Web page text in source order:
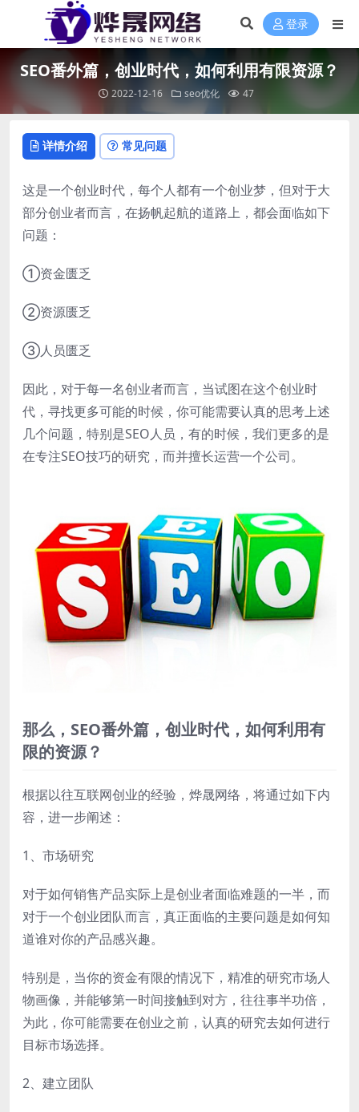
登录
SEO番外篇，创业时代，如何利用有限资源？
2022-12-16 seo优化 47
详情介绍 常见问题
这是一个创业时代，每个人都有一个创业梦，但对于大
部分创业者而言，在扬帆起航的道路上，都会面临如下
问题：
①资金匮乏
②资源匮乏
③人员匮乏
因此，对于每一名创业者而言，当试图在这个创业时
代，寻找更多可能的时候，你可能需要认真的思考上述
几个问题，特别是SEO人员，有的时候，我们更多的是
在专注SEO技巧的研究，而并擅长运营一个公司。
那么，SEO番外篇，创业时代，如何利用有
限的资源？
根据以往互联网创业的经验，烨晟网络，将通过如下内
容，进一步阐述：
1、市场研究
对于如何销售产品实际上是创业者面临难题的一半，而
对于一个创业团队而言，真正面临的主要问题是如何知
道谁对你的产品感兴趣。
特别是，当你的资金有限的情况下，精准的研究市场人
物画像，并能够第一时间接触到对方，往往事半功倍，
为此，你可能需要在创业之前，认真的研究去如何进行
目标市场选择。
2、建立团队